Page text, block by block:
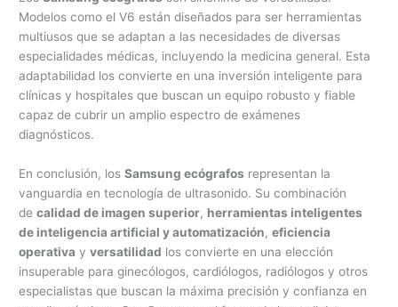
Modelos como el V6 están diseñados para ser herramientas
multiusos que se adaptan a las necesidades de diversas
especialidades médicas, incluyendo la medicina general. Esta
adaptabilidad los convierte en una inversión inteligente para
clínicas y hospitales que buscan un equipo robusto y fiable
capaz de cubrir un amplio espectro de exámenes
diagnósticos.
En conclusión, losSamsung ecógrafos representan la
vanguardia en tecnología de ultrasonido. Su combinación
decalidad de imagen superior, herramientas inteligentes
de inteligencia artificial y automatización,eficiencia
operativa yversatilidad los convierte en una elección
insuperable para ginecólogos, cardiólogos, radiólogos y otros
especialistas que buscan la máxima precisión y confianza en